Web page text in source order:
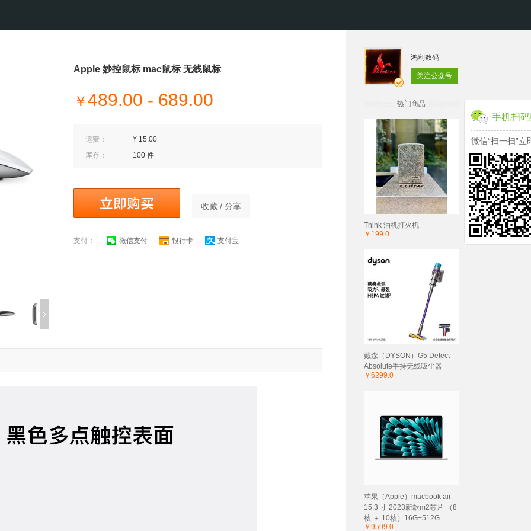
Apple 妙控鼠标 mac鼠标 无线鼠标
￥489.00 - 689.00
运费：
¥ 15.00
库存：
100 件
收藏 / 分享
支付： 微信支付 银行卡 支付宝
鸿利数码
关注公众号
热门商品
Think 油机打火机
￥199.0
戴森（DYSON）G5 Detect
Absolute手持无线吸尘器
￥6299.0
苹果（Apple）macbook air
15.3 寸 2023新款m2芯片 （8
核 ＋ 10核）16G+512G
￥9599.0
手机扫
微信“扫一扫”立